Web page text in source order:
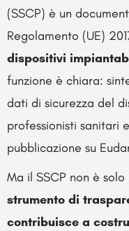
(SSCP) è un
Regolamento (UE)
dispositivi
funzione è chiara:
dati di sicurezza del
professionisti sanitari
pubblicazione su
Ma il SSCP non è
strumento di
contribuisce a